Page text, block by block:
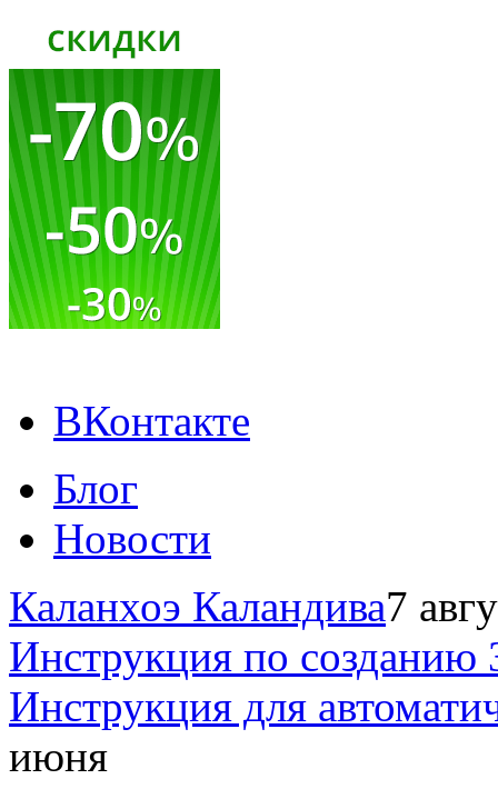
ВКонтакте
Блог
Новости
Каланхоэ Каландива7
Инструкция по созданию
Инструкция для
июня